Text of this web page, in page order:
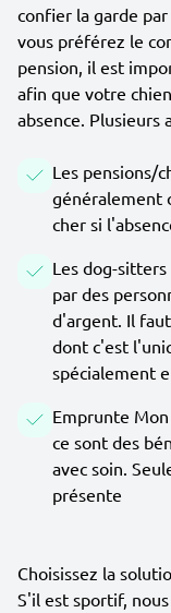
confier la garde
vous préférez le
pension, il est
afin que votre
absence. Plusieurs
Les pensions/
généralement
cher si
Les dog-
par des
d'argent. Il
dont c'est
spécialement
Emprunte
ce sont des
avec soin.
présente
Choisissez la
S'il est sportif,